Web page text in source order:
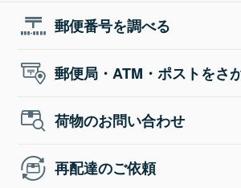
郵便番号を調べる
郵便局・ATM・ポストをさ
荷物のお問い合わせ
再配達のご依頼